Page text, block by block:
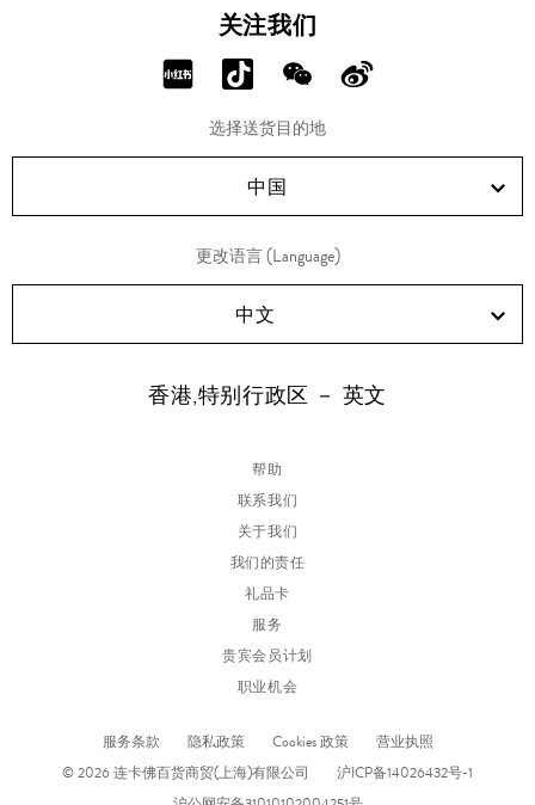
关注我们
分
RED!
分
享
Douyin!
分
享
WeChat!
分
Weibo!
选择送货目的地
中国
更改语言 (Language)
中文
香港,特别行政区 － 英文
帮助
联系我们
关于我们
我们的责任
礼品卡
服务
贵宾会员计划
职业机会
服务条款 隐私政策 Cookies 政策
营业执照
© 2026 连卡佛百货商贸(上海)有限公司
沪ICP备14026432号-1